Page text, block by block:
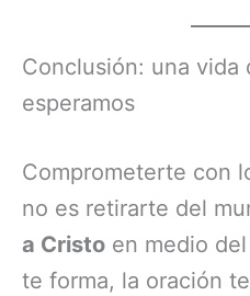
Conclusión: una vida
esperamos
Comprometerte con
no es retirarte del
a Cristo en medio
te forma, la oración